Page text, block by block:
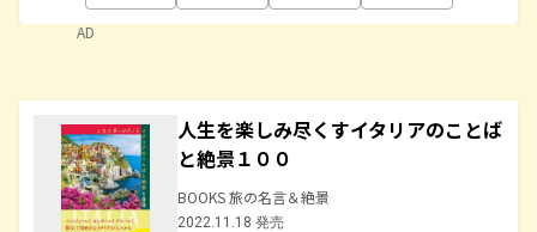
AD
人生を楽しみ尽くすイタリアのことば
と絶景１００
BOOKS 旅の名言＆絶景
2022.11.18 発売